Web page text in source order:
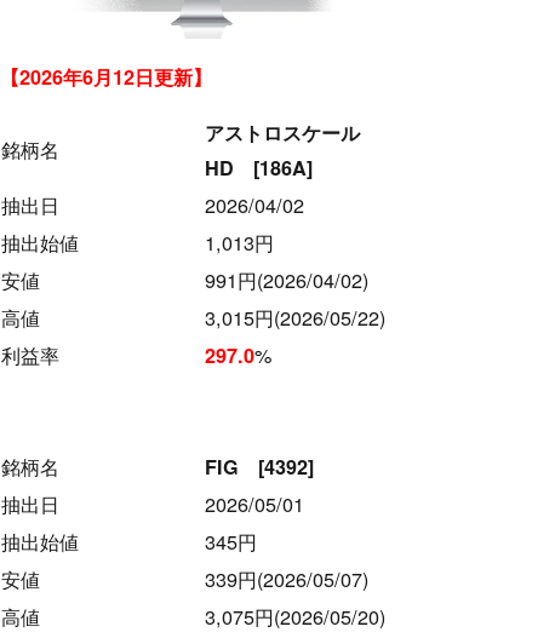
【2026年6月12日更新】
銘柄名
アストロスケール
HD [186A]
抽出日
2026/04/02
抽出始値
1,013円
安値
991円(2026/04/02)
高値
3,015円(2026/05/22)
利益率
297.0%
銘柄名 FIG [4392]
抽出日
2026/05/01
抽出始値
345円
安値
339円(2026/05/07)
高値
3,075円(2026/05/20)